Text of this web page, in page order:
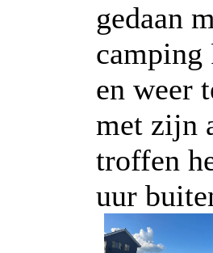
gedaan
camping
en weer
met zijn
troffen
uur